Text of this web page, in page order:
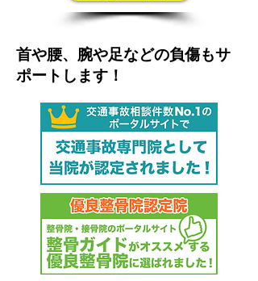
首や腰、腕や足などの負傷もサ
ポートします！